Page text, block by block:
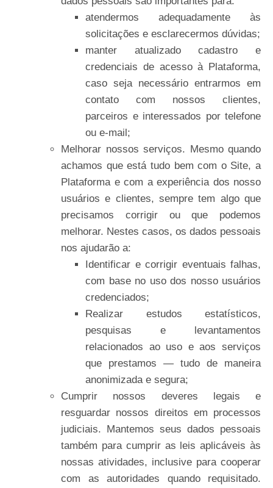
atendermos
adequadamente
às
solicitações e esclarecermos dúvidas;
manter atualizado cadastro e
credenciais de acesso à Plataforma,
caso seja necessário entrarmos em
contato com nossos clientes,
parceiros e interessados por telefone
ou e-mail;
Melhorar nossos serviços. Mesmo quando
achamos que está tudo bem com o Site, a
Plataforma e com a experiência dos nosso
usuários e clientes, sempre tem algo que
precisamos corrigir ou que podemos
melhorar. Nestes casos, os dados pessoais
nos ajudarão a:
Identificar e corrigir eventuais falhas,
com base no uso dos nosso usuários
credenciados;
Realizar estudos estatísticos,
pesquisas e levantamentos
relacionados ao uso e aos serviços
que prestamos — tudo de maneira
anonimizada e segura;
Cumprir nossos deveres legais e
resguardar nossos direitos em processos
judiciais. Mantemos seus dados pessoais
também para cumprir as leis aplicáveis às
nossas atividades, inclusive para cooperar
com as autoridades quando requisitado.